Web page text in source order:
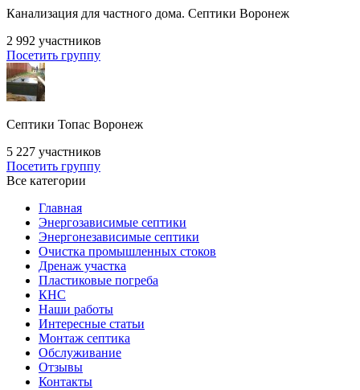
Канализация для частного дома. Септики Воронеж
2 992 участников
Посетить группу
Септики Топас Воронеж
5 227 участников
Посетить группу
Все категории
Главная
Энергозависимые септики
Энергонезависимые септики
Очистка промышленных стоков
Дренаж участка
Пластиковые погреба
КНС
Наши работы
Интересные статьи
Монтаж септика
Обслуживание
Отзывы
Контакты